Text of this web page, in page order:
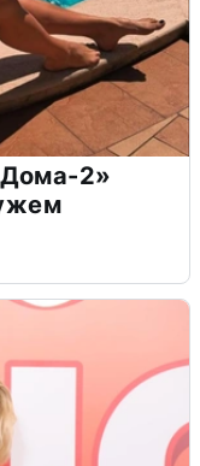
2»